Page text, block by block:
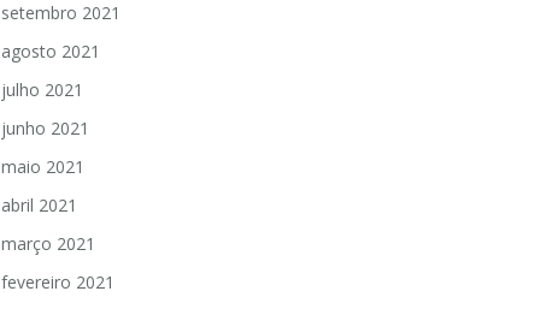
setembro 2021
agosto 2021
julho 2021
junho 2021
maio 2021
abril 2021
março 2021
fevereiro 2021